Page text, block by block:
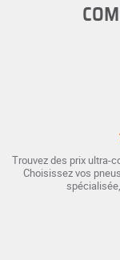
Trouvez des prix ultra-
Choisissez vos